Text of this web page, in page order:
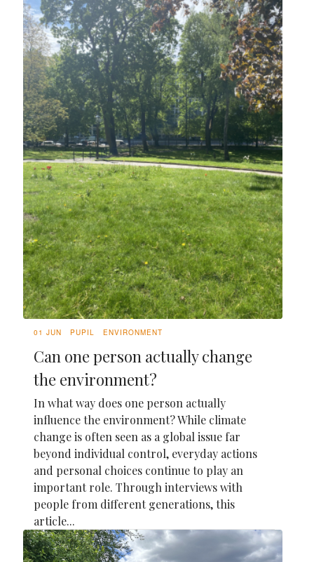
01 JUN PUPIL ENVIRONMENT
Can one person actually change
the environment?
In what way does one person actually
influence the environment? While climate
change is often seen as a global issue far
beyond individual control, everyday actions
and personal choices continue to play an
important role. Through interviews with
people from different generations, this
article...